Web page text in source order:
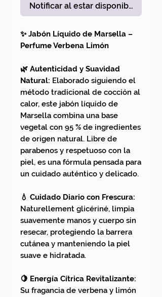
Notificar al estar disponible
✨ Jabón Líquido de Marsella –
Perfume Verbena Limón
🌿 Autenticidad y Suavidad
Natural: Elaborado siguiendo el
método tradicional de cocción al
calor, este jabón líquido de
Marsella combina una base
vegetal con 95 % de ingredientes
de origen natural. Libre de
parabenos y respetuoso con la
piel, es una fórmula pensada para
un cuidado auténtico y delicado.
💧 Cuidado Diario con Frescura:
Naturellement glicériné, limpia
suavemente manos y cuerpo sin
resecar, protegiendo la barrera
cutánea y manteniendo la piel
suave e hidratada.
🍋 Energía Cítrica Revitalizante:
Su fragancia de verbena y limón